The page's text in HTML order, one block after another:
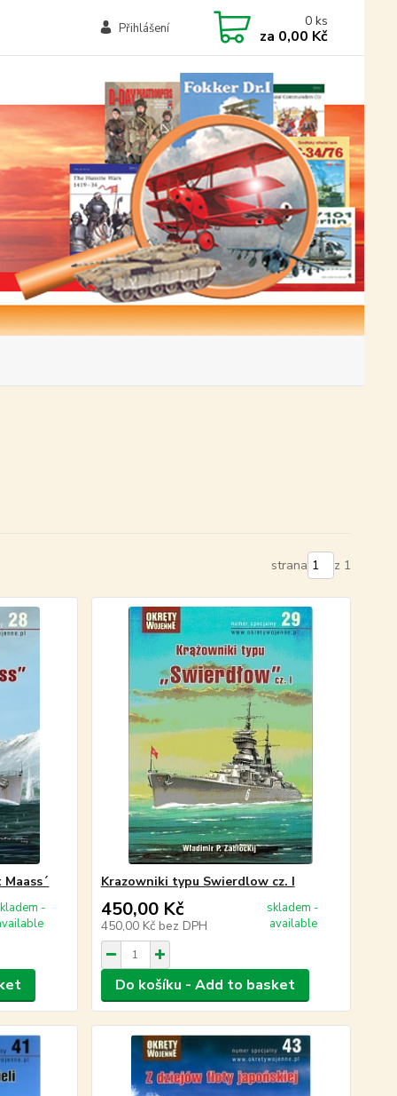
Přihlášení 0 ks
za 0,00 Kč
strana z 1
-
Krazowniki typu Swierdlow cz. I
450,00 Kč
450,00 Kč bez DPH
skladem -
available
Do košíku - Add to basket